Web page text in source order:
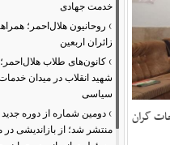
گران
خدمت جهادی
› روحانیون هلال‌احمر؛
زائران اربعین
› کانون‌های طلاب
شهید انقلاب در میدان
سیاسی
› دومین شماره از دوره
منتشر شد؛ از بازاندیشی در